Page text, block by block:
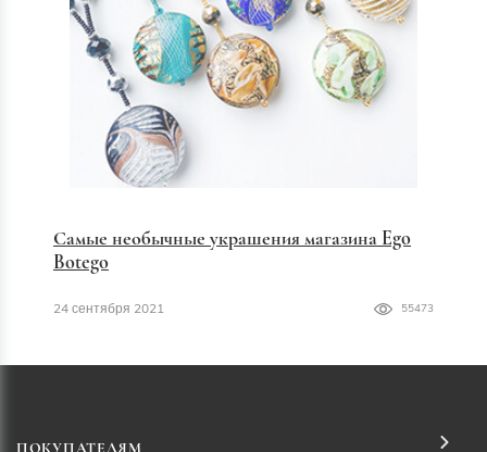
Самые необычные украшения магазина Ego
Botego
24 сентября 2021 55473
ПОКУПАТЕЛЯМ